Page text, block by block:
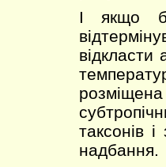
І якщо
відкласти
таксонів
надбання.